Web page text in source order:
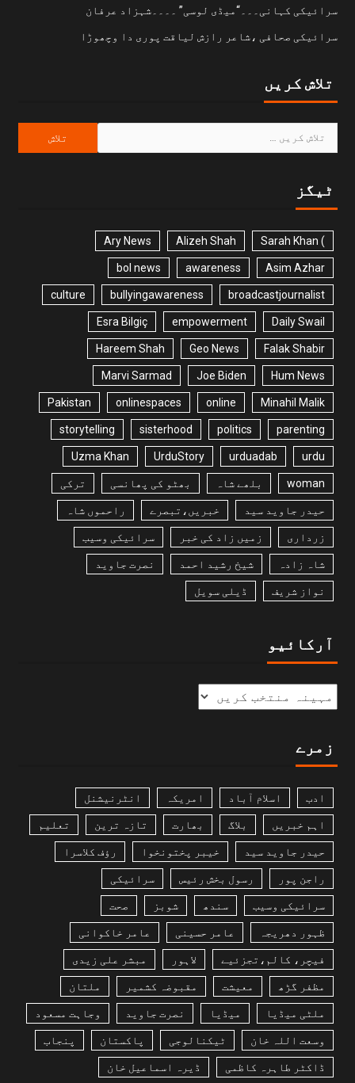
سرائیکی کہانی۔۔۔“میڈی لوسی” ۔۔۔۔شہزاد عرفان
سرائیکی صحافی ،شاعر رازش لیاقت پوری دا وچھوڑا
تلاش کریں
ٹیگز
) Sarah Khan
Alizeh Shah
Ary News
Asim Azhar
awareness
bol news
broadcastjournalist
bullyingawareness
culture
Daily Swail
empowerment
Esra Bilgiç
Falak Shabir
Geo News
Hareem Shah
Hum News
Joe Biden
Marvi Sarmad
Minahil Malik
online
onlinespaces
Pakistan
parenting
politics
sisterhood
storytelling
urdu
urduadab
UrduStory
Uzma Khan
woman بلھے شاہ بھٹو کی پھانسی ترکی
حیدر جاوید سید خبریں،تبصرے راحموں شاہ
زرداری زمیں زاد کی خبر سرائیکی وسیب
شاہ زادہ شیخ رشید احمد نصرت جاوید
نواز شریف ڈیلی سویل
آرکائیو
زمرے
ادب اسلام آباد امریکہ انٹرنیشنل
اہم خبریں بلاگ بھارت تازہ ترین تعلیم
حیدر جاوید سید خیبر پختونخوا رؤف کلاسرا
راجن پور رسول بخش رئیس سرائیکی
سرائیکی وسیب سندھ شوبز صحت
ظہور دھریجہ عامر حسینی عامر خاکوانی
فیچر، کالم،تجزئیے لاہور مبشر علی زیدی
مظفر گڑھ معیشت مقبوضہ کشمیر ملتان
ملٹی میڈیا میڈیا نصرت جاوید وجاہت مسعود
وسعت اللہ خان ٹیکنالوجی پاکستان پنجاب
ڈاکٹر طاہرہ کاظمی ڈیرہ اسماعیل خان